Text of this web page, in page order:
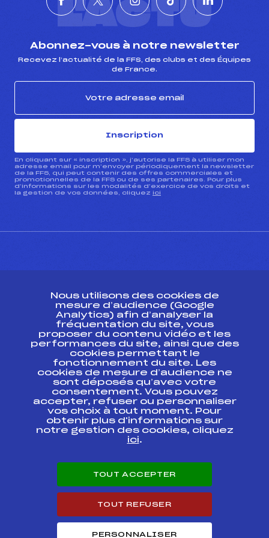
L'ACTU
Abonnez-vous à notre newsletter
Recevez l’actualité de la FFS, des clubs et des Équipes
de France.
Inscription
En cliquant sur « inscription », j’autorise la FFS à utiliser mon
adresse email pour m’envoyer périodiquement la newsletter
de la FFS, qui peut contenir des offres commerciales et
promotionnelles de la FFS ou de ses partenaires. Pour plus
d’informations sur les modalités d’exercice de vos droits et
la gestion de vos données, cliquez ici
Ressources
Pass’Neige
Projet sportif fédéral
Projet de performance fédéral
Antidopage
Pôle Développement, Formation, Suivi
Scientifique
Listes ministérielles
Pôle vie de l’athlète
Enseignement professionnel
Carrières
Nous utilisons des cookies de
mesure d’audience (Google
Analytics) afin d’analyser la
fréquentation du site, vous
proposer du contenu vidéo et les
performances du site, ainsi que des
cookies permettant le
fonctionnement du site. Les
cookies de mesure d’audience ne
sont déposés qu’avec votre
consentement. Vous pouvez
accepter, refuser ou personnaliser
vos choix à tout moment. Pour
obtenir plus d'informations sur
notre gestion des cookies, cliquez
ici.
TOUT ACCEPTER
TOUT REFUSER
PERSONNALISER